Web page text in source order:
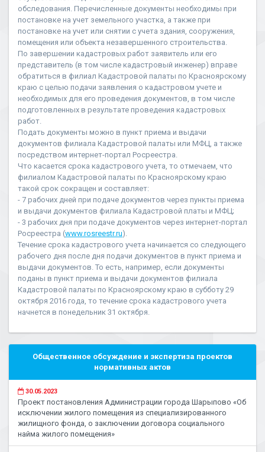
обследования. Перечисленные документы необходимы при
постановке на учет земельного участка, а также при
постановке на учет или снятии с учета здания, сооружения,
помещения или объекта незавершенного строительства.
По завершении кадастровых работ заявитель или его
представитель (в том числе кадастровый инженер) вправе
обратиться в филиал Кадастровой палаты по Красноярскому
краю с целью подачи заявления о кадастровом учете и
необходимых для его проведения документов, в том числе
подготовленных в результате проведения кадастровых
работ.
Подать документы можно в пункт приема и выдачи
документов филиала Кадастровой палаты или МФЦ, а также
посредством интернет-портал Росреестра.
Что касается срока кадастрового учета, то отмечаем, что
филиалом Кадастровой палаты по Красноярскому краю
такой срок сокращен и составляет:
- 7 рабочих дней при подаче документов через пункты приема
и выдачи документов филиала Кадастровой платы и МФЦ;
- 3 рабочих дня при подаче документов через интернет-портал
Росреестра (www.rosreestr.ru).
Течение срока кадастрового учета начинается со следующего
рабочего дня после дня подачи документов в пункт приема и
выдачи документов. То есть, например, если документы
поданы в пункт приема и выдачи документов филиала
Кадастровой палаты по Красноярскому краю в субботу 29
октября 2016 года, то течение срока кадастрового учета
начнется в понедельник 31 октября.
Общественное обсуждение и экспертиза проектов
нормативных актов
30.05.2023
Проект постановления Администрации города Шарыпово «Об
исключении жилого помещения из специализированного
жилищного фонда, о заключении договора социального
найма жилого помещения»